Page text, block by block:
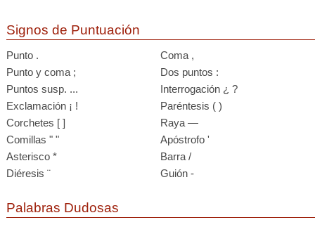
Signos de Puntuación
Punto .
Coma ,
Punto y coma ;
Dos puntos :
Puntos susp. ...
Interrogación ¿ ?
Exclamación ¡ !
Paréntesis ( )
Corchetes [ ]
Raya —
Comillas " "
Apóstrofo '
Asterisco *
Barra /
Diéresis ¨
Guión -
Palabras Dudosas